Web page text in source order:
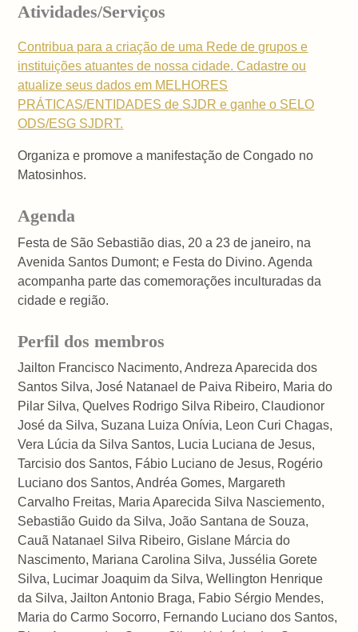
Atividades/Serviços
Contribua para a criação de uma Rede de grupos e
instituições atuantes de nossa cidade.Cadastre ou
atualize seus dados em MELHORES
PRÁTICAS/ENTIDADES de SJDR e ganhe o SELO
ODS/ESG SJDRT.
Organiza e promove a manifestação de Congado no
Matosinhos.
Agenda
Festa de São Sebastião dias, 20 a 23 de janeiro, na
Avenida Santos Dumont; e Festa do Divino. Agenda
acompanha parte das comemorações inculturadas da
cidade e região.
Perfil dos membros
Jailton Francisco Nacimento, Andreza Aparecida dos
Santos Silva, José Natanael de Paiva Ribeiro, Maria do
Pilar Silva, Quelves Rodrigo Silva Ribeiro, Claudionor
José da Silva, Suzana Luiza Onívia, Leon Curi Chagas,
Vera Lúcia da Silva Santos, Lucia Luciana de Jesus,
Tarcisio dos Santos, Fábio Luciano de Jesus, Rogério
Luciano dos Santos, Andréa Gomes, Margareth
Carvalho Freitas, Maria Aparecida Silva Nasciemento,
Sebastião Guido da Silva, João Santana de Souza,
Cauã Natanael Silva Ribeiro, Gislane Márcia do
Nascimento, Mariana Carolina Silva, Jussélia Gorete
Silva, Lucimar Joaquim da Silva, Wellington Henrique
da Silva, Jailton Antonio Braga, Fabio Sérgio Mendes,
Maria do Carmo Socorro, Fernando Luciano dos Santos,